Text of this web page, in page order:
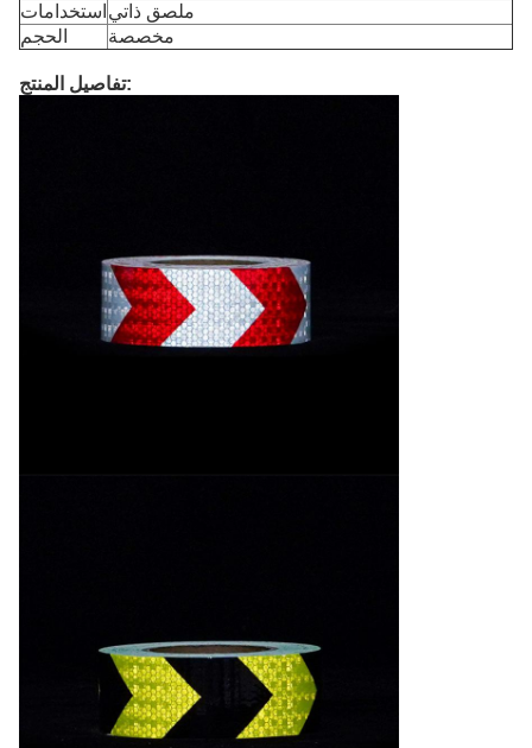
استخدامات ملصق ذاتي
الحجم
مخصصة
تفاصيل المنتج: